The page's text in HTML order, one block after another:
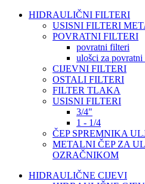
HIDRAULIČNI FILTERI
USISNI FILTERI
POVRATNI FILTERI
povratni filteri
ulošci za
CIJEVNI FILTERI
OSTALI FILTERI
FILTER TLAKA
USISNI FILTERI
3/4"
1 - 1/4
ČEP SPREMNIKA
METALNI ČEP ZA
OZRAČNIKOM
HIDRAULIČNE CIJEVI